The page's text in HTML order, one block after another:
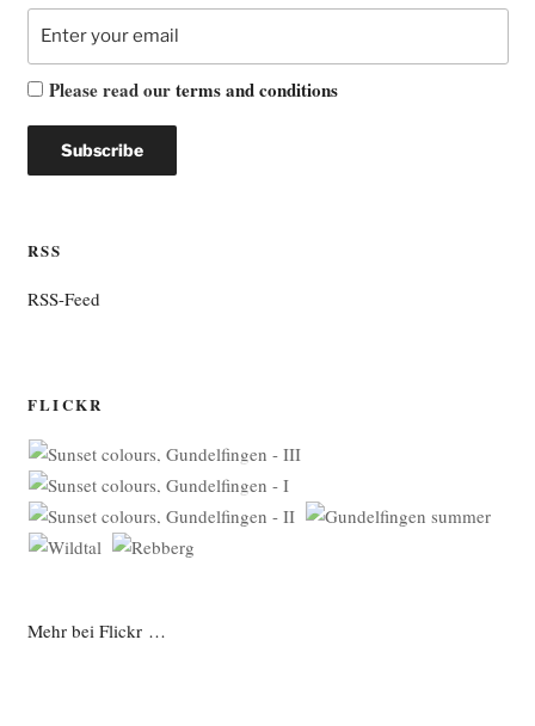
Please read ourterms and conditions
RSS
RSS-Feed
FLICKR
Mehr bei Flickr …